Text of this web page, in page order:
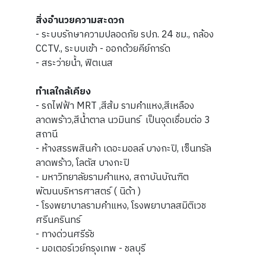
สิ่งอำนวยความสะดวก
- ระบบรักษาความปลอดภัย รปภ. 24 ชม., กล้อง
CCTV., ระบบเข้า - ออกด้วยคีย์การ์ด
- สระว่ายน้ำ, ฟิตเนส
ทำเลใกล้เคียง
- รถไฟฟ้า MRT ,สีส้ม รามคำแหง,สีเหลือง
ลาดพร้าว,สีน้ำตาล นวมินทร์ เป็นจุดเชื่อมต่อ 3
สถานี
- ห้างสรรพสินค้า เดอะมอลล์ บางกะปิ, เซ็นทรัล
ลาดพร้าว, โลตัส บางกะปิ
- มหาวิทยาลัยรามคำแหง, สถาบันบัณฑิต
พัฒนบริหารศาสตร์ ( นิด้า )
- โรงพยาบาลรามคำแหง, โรงพยาบาลสมิติเวช
ศรีนครินทร์
- ทางด่วนศรีรัช
- มอเตอร์เวย์กรุงเทพ - ชลบุรี